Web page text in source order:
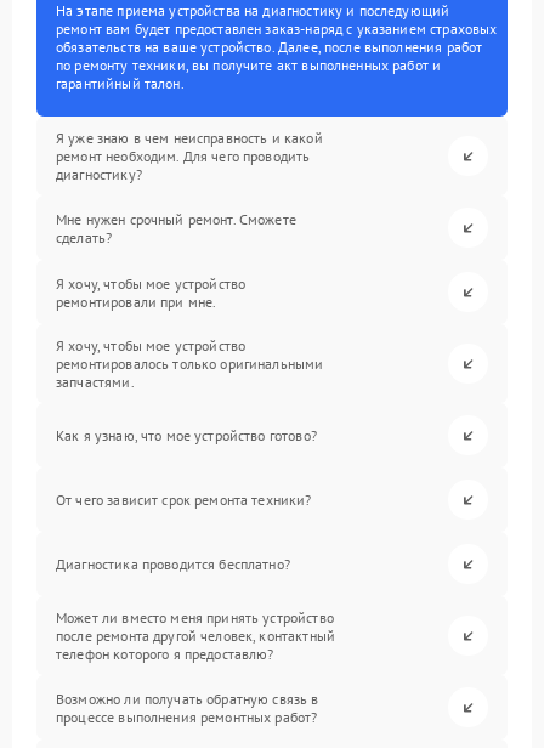
На этапе приема устройства на диагностику и последующий
ремонт вам будет предоставлен заказ-наряд с указанием страховых
обязательств на ваше устройство. Далее, после выполнения работ
по ремонту техники, вы получите акт выполненных работ и
гарантийный талон.
Я уже знаю в чем неисправность и какой
ремонт необходим. Для чего проводить
диагностику?
Мне нужен срочный ремонт. Сможете
сделать?
Я хочу, чтобы мое устройство
ремонтировали при мне.
Я хочу, чтобы мое устройство
ремонтировалось только оригинальными
запчастями.
Как я узнаю, что мое устройство готово?
От чего зависит срок ремонта техники?
Диагностика проводится бесплатно?
Может ли вместо меня принять устройство
после ремонта другой человек, контактный
телефон которого я предоставлю?
Возможно ли получать обратную связь в
процессе выполнения ремонтных работ?